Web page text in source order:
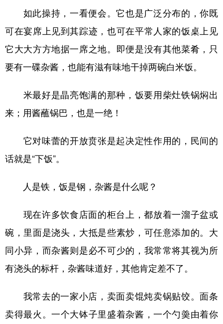
如此操持，一看便会。它也是广泛分布的，你既
可在宴席上见到其踪迹，也可在平常人家的饭桌上见
它大大方方地据一席之地。即便是没有其他菜肴，只
要有一碟杂酱，也能有滋有味地干掉两碗白米饭。
米最好是晶亮饱满的那种，饭要用柴灶铁锅焖出
来；用酱蘸锅巴，也是一绝！
它对味蕾的开放贲张是起决定性作用的，民间的
话就是“下饭”。
人是铁，饭是钢，杂酱是什么呢？
现在许多饮食店面的柜台上，都放着一溜子盆或
碗，里面是浇头，大抵是些素炒，可任意添加的。大
同小异，而杂酱则是必不可少的，我常常将其视为所
有浇头的标杆，杂酱味道好，其他肯定差不了。
我常去的一家小店，卖面卖馄炖卖锅贴饺。面条
卖得最火。一个大钵子里盛着杂酱，一个勺羮由着你